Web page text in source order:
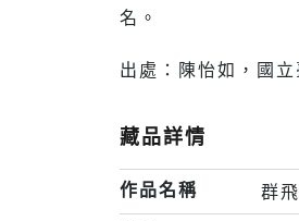
名。
出處：陳怡如，國
藏品詳情
作品名稱
群飛